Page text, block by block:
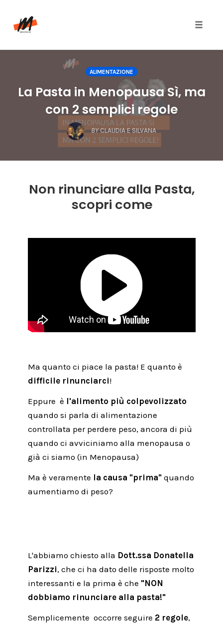
ALIMENTAZIONE
La Pasta in Menopausa Sì, ma
con 2 semplici regole
BY CLAUDIA E SILVANA
Non rinunciare alla Pasta,
scopri come
Ma quanto ci piace la pasta! E quanto è
difficile rinunciarci!
Eppure è l'alimento più colpevolizzato
quando si parla di alimentazione
controllata per perdere peso, ancora di più
quando ci avviciniamo alla menopausa o
già ci siamo (in Menopausa)
Ma è veramente la causa "prima" quando
aumentiamo di peso?
L'abbiamo chiesto alla Dott.ssa Donatella
Parizzi, che ci ha dato delle risposte molto
interessanti e la prima è che "NON
dobbiamo rinunciare alla pasta!"
Semplicemente occorre seguire 2 regole,